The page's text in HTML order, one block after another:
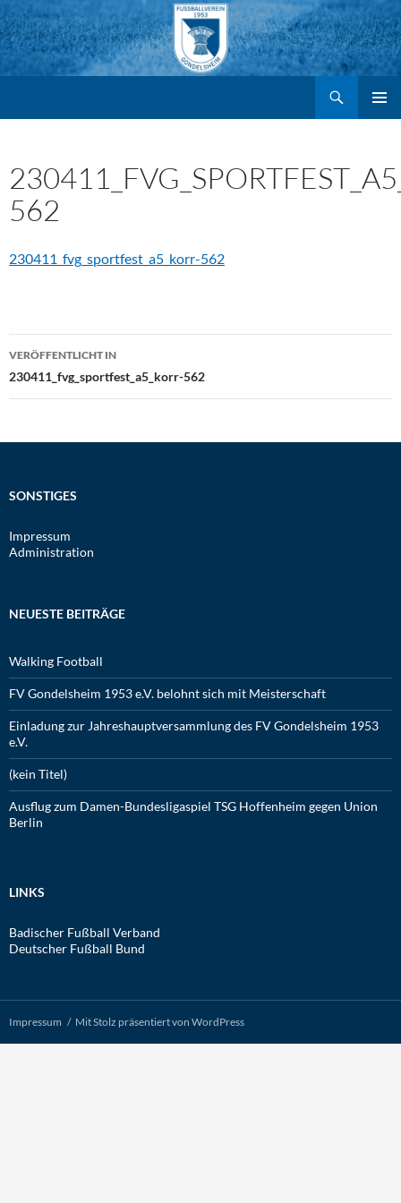
Zum
Inhalt
springen
562
230411_fvg_sportfest_a5_korr-562
Beitragsnavigation
VERÖFFENTLICHT IN
230411_fvg_sportfest_a5_korr-562
SONSTIGES
Impressum
Administration
NEUESTE BEITRÄGE
Walking Football
FV Gondelsheim 1953 e.V. belohnt sich mit Meisterschaft
Einladung zur Jahreshauptversammlung des FV Gondelsheim 1953
e.V.
(kein Titel)
Ausflug zum Damen-Bundesligaspiel TSG Hoffenheim gegen Union
Berlin
LINKS
Badischer Fußball Verband
Deutscher Fußball Bund
Impressum Mit Stolz präsentiert von WordPress